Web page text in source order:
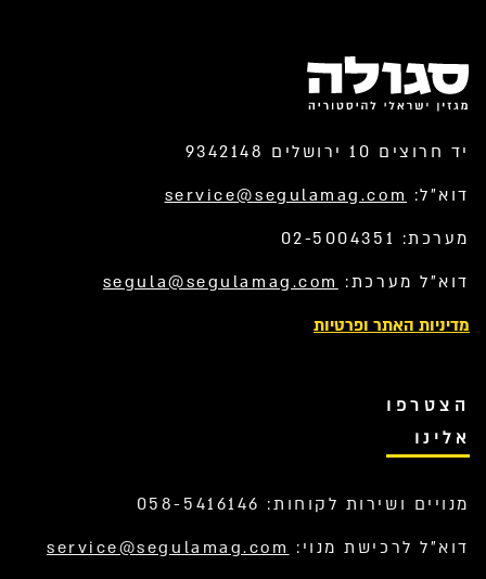
יד חרוצים 10 ירושלים 9342148
דוא”ל: service@segulamag.com
מערכת: 02-5004351
דוא”ל מערכת: segula@segulamag.com
מדיניות האתר ופרטיות
הצטרפו
אלינו
מנויים ושירות לקוחות: 058-5416146
דוא”ל לרכישת מנוי: service@segulamag.com